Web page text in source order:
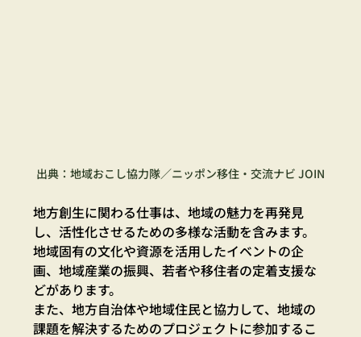
出典：地域おこし協力隊／ニッポン移住・交流ナビ JOIN
地方創生に関わる仕事は、地域の魅力を再発見
し、活性化させるための多様な活動を含みます。
地域固有の文化や資源を活用したイベントの企
画、地域産業の振興、若者や移住者の定着支援な
どがあります。
また、地方自治体や地域住民と協力して、地域の
課題を解決するためのプロジェクトに参加するこ